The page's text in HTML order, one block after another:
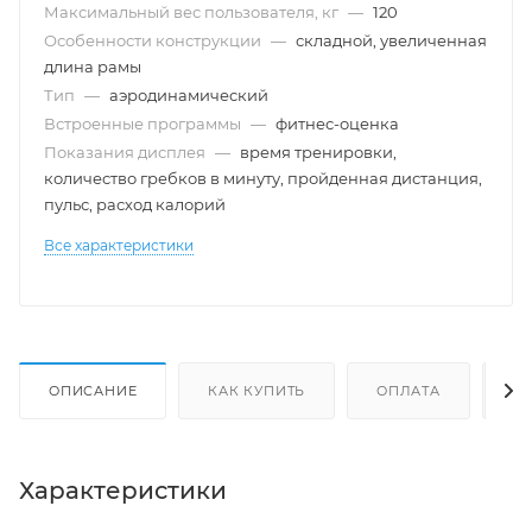
Максимальный вес пользователя, кг — 120
Особенности конструкции — складной, увеличенная
длина рамы
Тип — аэродинамический
Встроенные программы — фитнес-оценка
Показания дисплея — время тренировки,
количество гребков в минуту, пройденная дистанция,
пульс, расход калорий
Все характеристики
ОПИСАНИЕ КАК КУПИТЬ ОПЛАТА
Характеристики